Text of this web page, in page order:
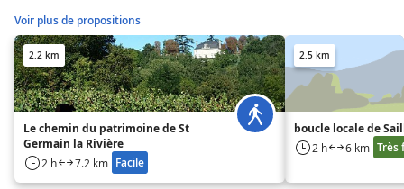
Voir plus de propositions
2.2 km
Le chemin du patrimoine de St
Germain la Rivière
2 h 7.2 km Facile
2.5 km
boucle locale de
2 h 6 km Très